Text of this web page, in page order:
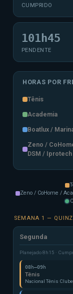
CUMPRIDO
101h45
PENDENTE
HORAS POR
Tênis
Academia
Boatlux /
Zeno /
DSM / Iprotech
Zeno / CoHome /
SEMANA 1 —
Segunda
Planejado 8h15 ·
08h–09h
Tênis
Nacional Tênis Clube